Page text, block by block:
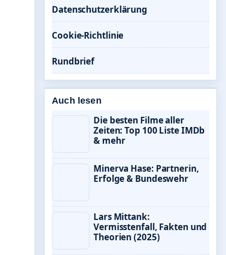
Datenschutzerklärung
Cookie-Richtlinie
Rundbrief
Auch lesen
Die besten Filme aller
Zeiten: Top 100 Liste IMDb
& mehr
Minerva Hase: Partnerin,
Erfolge & Bundeswehr
Lars Mittank:
Vermisstenfall, Fakten und
Theorien (2025)